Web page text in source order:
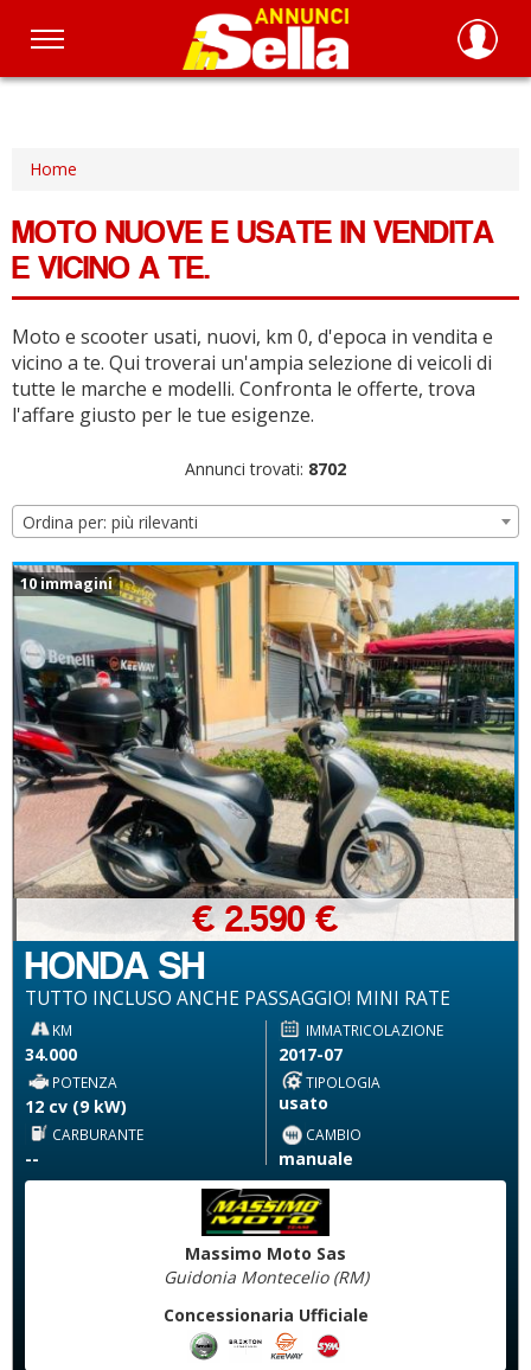
Salta
principale
Home
MOTO NUOVE E USATE IN VENDITA
E VICINO A TE.
Moto e scooter usati, nuovi, km 0, d'epoca in vendita e
vicino a te. Qui troverai un'ampia selezione di veicoli di
tutte le marche e modelli. Confronta le offerte, trova
l'affare giusto per le tue esigenze.
Annunci trovati: 8702
Ordina per: più rilevanti
10 immagini
HONDA SH
TUTTO INCLUSO ANCHE PASSAGGIO! MINI RATE
€ 2.590 €
KM
34.000
IMMATRICOLAZIONE
2017-07
POTENZA
12 cv (9 kW)
TIPOLOGIA
usato
CARBURANTE
--
CAMBIO
manuale
Massimo Moto Sas
Guidonia Montecelio (RM)
Concessionaria Ufficiale